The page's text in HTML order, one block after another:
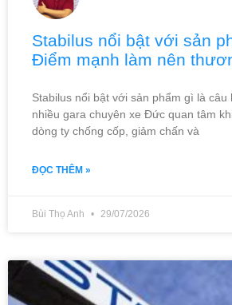
Stabilus nổi bật với sản
Điểm mạnh làm nên
Stabilus nổi bật với sản phẩm gì là câu
nhiều gara chuyên xe Đức quan tâm
dòng ty chống cốp, giảm chấn và
ĐỌC THÊM »
Bùi Thọ Anh 29/07/2026